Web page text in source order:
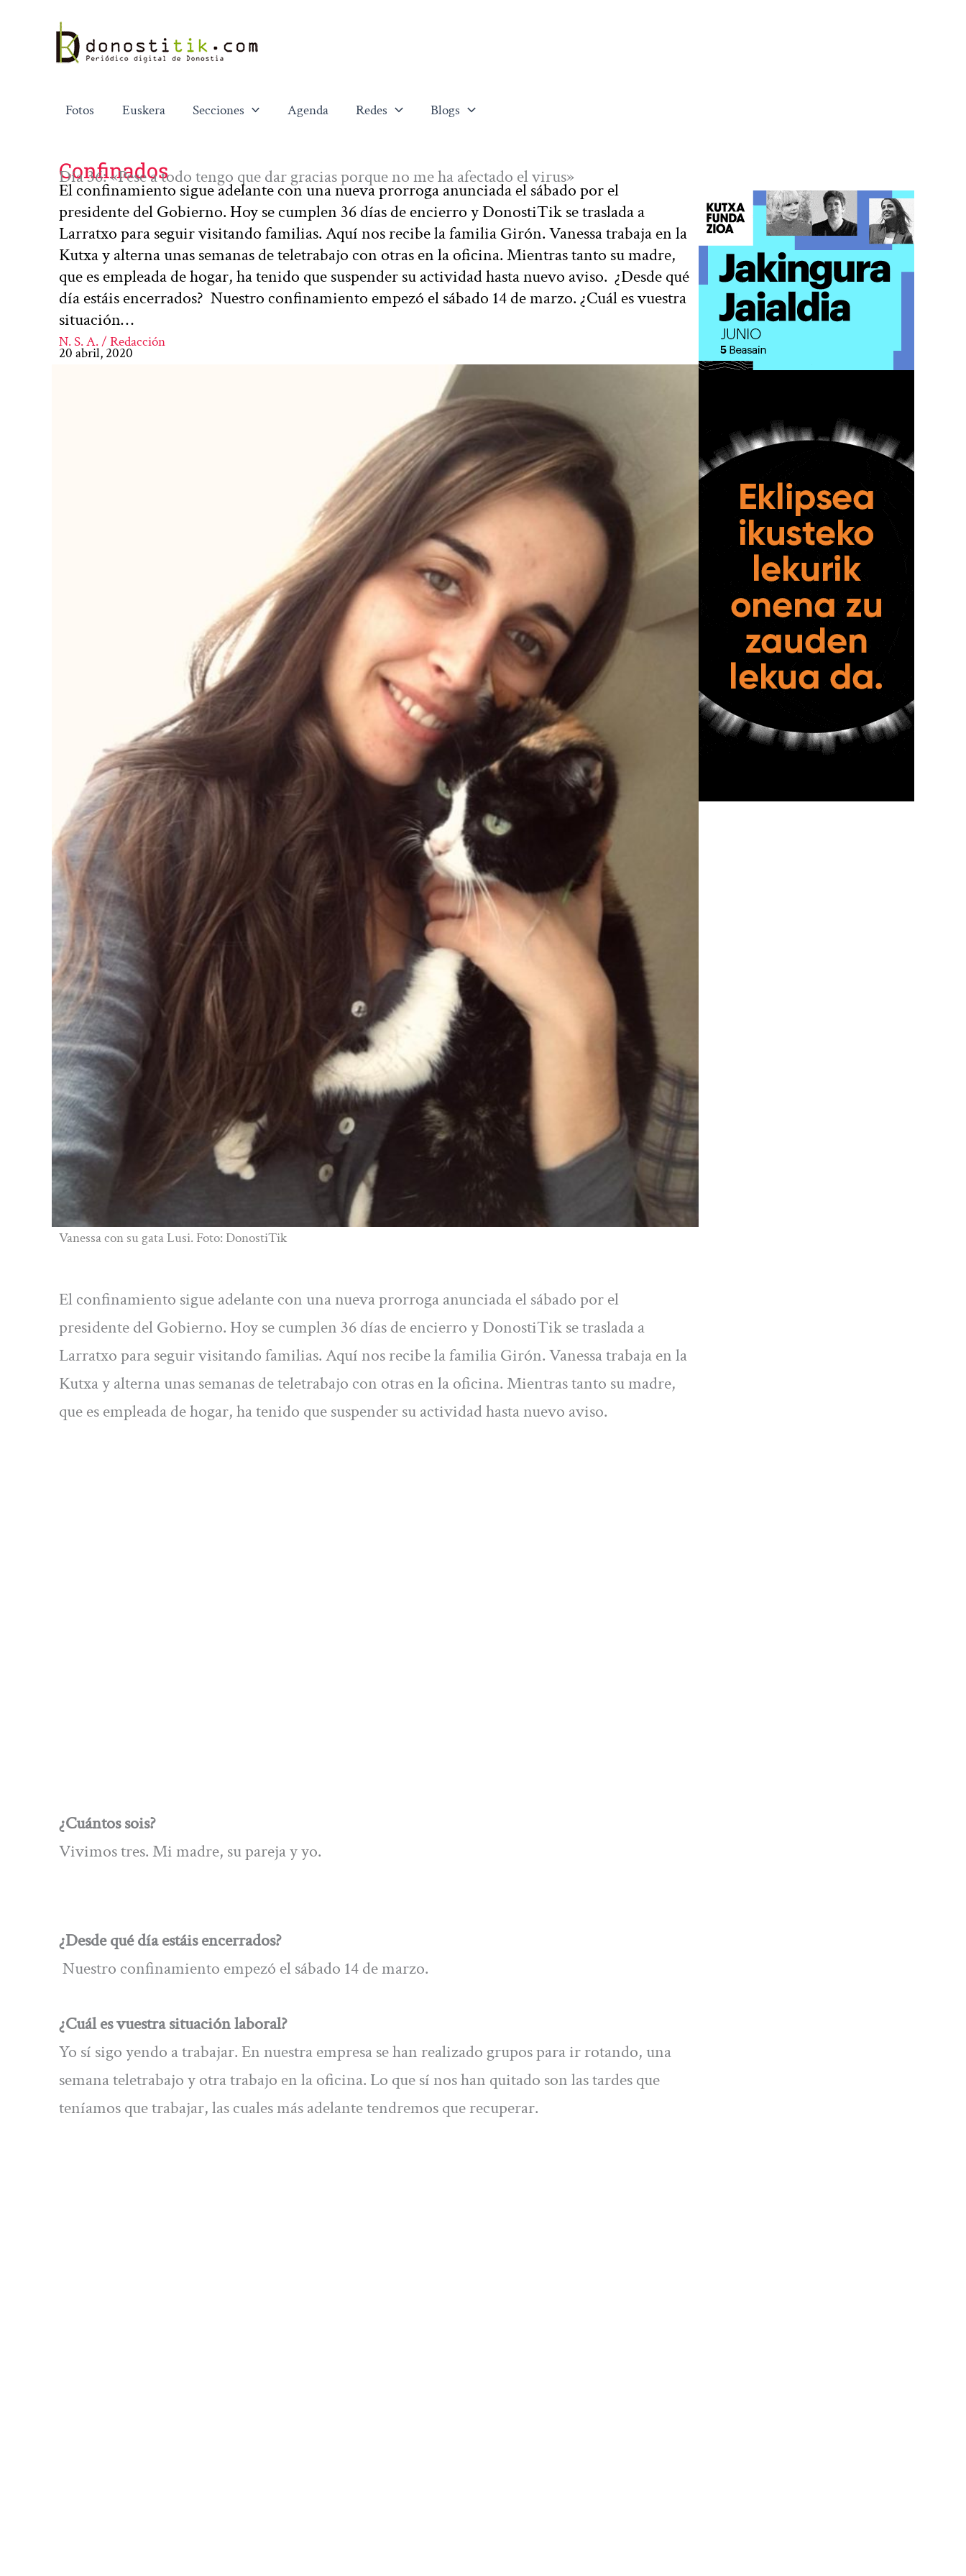
contenido
Fotos Euskera Secciones Agenda Redes Blogs
Confinados
Día 36: «Pese a todo tengo que dar gracias porque no me ha afectado el virus»
El confinamiento sigue adelante con una nueva prorroga anunciada el sábado por el
presidente del Gobierno. Hoy se cumplen 36 días de encierro y DonostiTik se traslada a
Larratxo para seguir visitando familias. Aquí nos recibe la familia Girón. Vanessa trabaja en la
Kutxa y alterna unas semanas de teletrabajo con otras en la oficina. Mientras tanto su madre,
que es empleada de hogar, ha tenido que suspender su actividad hasta nuevo aviso. ¿Desde qué
día estáis encerrados? Nuestro confinamiento empezó el sábado 14 de marzo. ¿Cuál es vuestra
situación…
N. S. A. / Redacción
20 abril, 2020
Vanessa con su gata Lusi. Foto: DonostiTik
El confinamiento sigue adelante con una nueva prorroga anunciada el sábado por el
presidente del Gobierno. Hoy se cumplen 36 días de encierro y DonostiTik se traslada a
Larratxo para seguir visitando familias. Aquí nos recibe la familia Girón. Vanessa trabaja en la
Kutxa y alterna unas semanas de teletrabajo con otras en la oficina. Mientras tanto su madre,
que es empleada de hogar, ha tenido que suspender su actividad hasta nuevo aviso.
¿Cuántos sois?
Vivimos tres. Mi madre, su pareja y yo.
¿Desde qué día estáis encerrados?
Nuestro confinamiento empezó el sábado 14 de marzo.
¿Cuál es vuestra situación laboral?
Yo sí sigo yendo a trabajar. En nuestra empresa se han realizado grupos para ir rotando, una
semana teletrabajo y otra trabajo en la oficina. Lo que sí nos han quitado son las tardes que
teníamos que trabajar, las cuales más adelante tendremos que recuperar.